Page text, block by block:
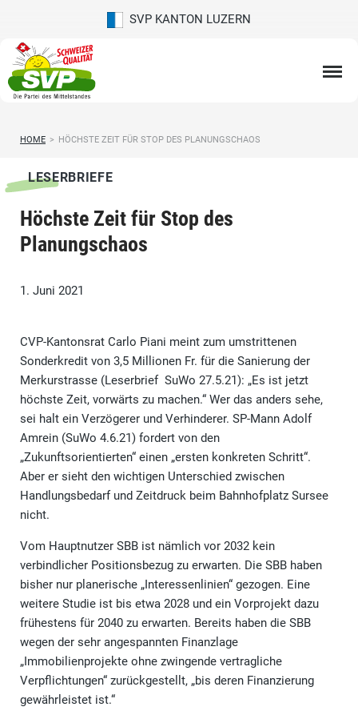
SVP KANTON LUZERN
HOME > HÖCHSTE ZEIT FÜR STOP DES PLANUNGSCHAOS
LESERBRIEFE
Höchste Zeit für Stop des
Planungschaos
1. Juni 2021
CVP-Kantonsrat Carlo Piani meint zum umstrittenen
Sonderkredit von 3,5 Millionen Fr. für die Sanierung der
Merkurstrasse (Leserbrief SuWo 27.5.21): „Es ist jetzt
höchste Zeit, vorwärts zu machen.“ Wer das anders sehe,
sei halt ein Verzögerer und Verhinderer. SP-Mann Adolf
Amrein (SuWo 4.6.21) fordert von den
„Zukunftsorientierten“ einen „ersten konkreten Schritt“.
Aber er sieht den wichtigen Unterschied zwischen
Handlungsbedarf und Zeitdruck beim Bahnhofplatz Sursee
nicht.
Vom Hauptnutzer SBB ist nämlich vor 2032 kein
verbindlicher Positionsbezug zu erwarten. Die SBB haben
bisher nur planerische „Interessenlinien“ gezogen. Eine
weitere Studie ist bis etwa 2028 und ein Vorprojekt dazu
frühestens für 2040 zu erwarten. Bereits haben die SBB
wegen der sehr angespannten Finanzlage
„Immobilienprojekte ohne zwingende vertragliche
Verpflichtungen“ zurückgestellt, „bis deren Finanzierung
gewährleistet ist.“